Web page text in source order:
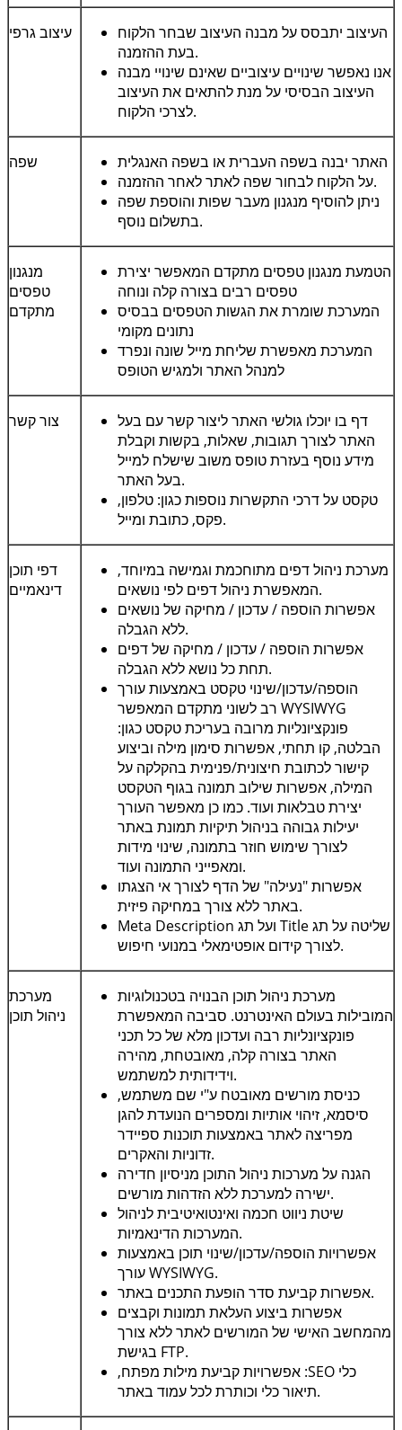
עיצוב גרפי
העיצוב יתבסס על מבנה העיצוב שבחר הלקוח
בעת ההזמנה.
אנו נאפשר שינויים עיצוביים שאינם שינויי מבנה
העיצוב הבסיסי על מנת להתאים את העיצוב
לצרכי הלקוח.
שפה
האתר יבנה בשפה העברית או בשפה האנגלית
על הלקוח לבחור שפה לאתר לאחר ההזמנה.
ניתן להוסיף מנגנון מעבר שפות והוספת שפה
בתשלום נוסף.
מנגנון
טפסים
מתקדם
הטמעת מנגנון טפסים מתקדם המאפשר יצירת
טפסים רבים בצורה קלה ונוחה
המערכת שומרת את הגשות הטפסים בבסיס
נתונים מקומי
המערכת מאפשרת שליחת מייל שונה ונפרד
למנהל האתר ולמגיש הטופס
צור קשר
דף בו יוכלו גולשי האתר ליצור קשר עם בעל
האתר לצורך תגובות, שאלות, בקשות וקבלת
מידע נוסף בעזרת טופס משוב שישלח למייל
בעל האתר.
טקסט על דרכי התקשרות נוספות כגון: טלפון,
פקס, כתובת ומייל.
דפי תוכן
דינאמיים
מערכת ניהול דפים מתוחכמת וגמישה במיוחד,
המאפשרת ניהול דפים לפי נושאים.
אפשרות הוספה / עדכון / מחיקה של נושאים
ללא הגבלה.
אפשרות הוספה / עדכון / מחיקה של דפים
תחת כל נושא ללא הגבלה.
הוספה/עדכון/שינוי טקסט באמצעות עורך
WYSIWYG רב לשוני מתקדם המאפשר
פונקציונליות מרובה בעריכת טקסט כגון:
הבלטה, קו תחתי, אפשרות סימון מילה וביצוע
קישור לכתובת חיצונית/פנימית בהקלקה על
המילה, אפשרות שילוב תמונה בגוף הטקסט
יצירת טבלאות ועוד. כמו כן מאפשר העורך
יעילות גבוהה בניהול תיקיות תמונת באתר
לצורך שימוש חוזר בתמונה, שינוי מידות
ומאפייני התמונה ועוד.
אפשרות "נעילה" של הדף לצורך אי הצגתו
באתר ללא צורך במחיקה פיזית.
שליטה על תגTitle ועל תג Meta Description
לצורך קידום אופטימאלי במנועי חיפוש.
מערכת
ניהול תוכן
מערכת ניהול תוכן הבנויה בטכנולוגיות
המובילות בעולם האינטרנט. סביבה המאפשרת
פונקציונליות רבה ועדכון מלא של כל תכני
האתר בצורה קלה, מאובטחת, מהירה
וידידותית למשתמש.
כניסת מורשים מאובטח ע"י שם משתמש,
סיסמא, זיהוי אותיות ומספרים הנועדת להגן
מפריצה לאתר באמצעות תוכנות ספיידר
זדוניות והאקרים.
הגנה על מערכות ניהול התוכן מניסיון חדירה
ישירה למערכת ללא הזדהות מורשים.
שיטת ניווט חכמה ואינטואיטיבית לניהול
המערכות הדינאמיות.
אפשרויות הוספה/עדכון/שינוי תוכן באמצעות
WYSIWYG.
אפשרות קביעת סדר הופעת התכנים באתר.
אפשרות ביצוע העלאת תמונות וקבצים
מהמחשב האישי של המורשים לאתר ללא צורך
FTP.
כלי SEO: אפשרויות קביעת מילות מפתח,
תיאור כלי וכותרת לכל עמוד באתר.